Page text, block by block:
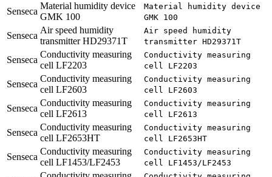
Senseca
Material humidity device
GMK 100
Material humidity device
GMK 100
Senseca
Air speed humidity
transmitter HD29371T
Air speed humidity
transmitter HD29371T
Senseca
Conductivity measuring
cell LF2203
Conductivity measuring
cell LF2203
Senseca
Conductivity measuring
cell LF2603
Conductivity measuring
cell LF2603
Senseca
Conductivity measuring
cell LF2613
Conductivity measuring
cell LF2613
Senseca
Conductivity measuring
cell LF2653HT
Conductivity measuring
cell LF2653HT
Senseca
Conductivity measuring
cell LF1453/LF2453
Conductivity measuring
cell LF1453/LF2453